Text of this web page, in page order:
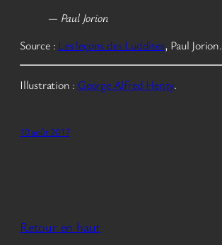
— Paul Jorion
Source : Les leçons des Luddites, Paul Jorion.
Illustration : George Alfred Henty.
10 août 2017
Retour en haut